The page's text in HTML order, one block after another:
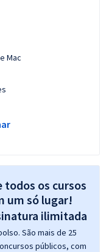
Mac
todos os cursos
um só lugar!
São mais de 25
públicos, com